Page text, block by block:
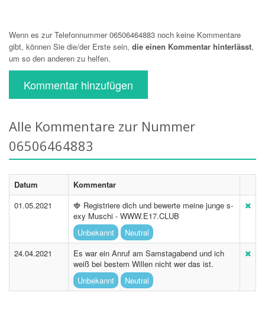
Wenn es zur Telefonnummer 06506464883 noch keine Kommentare
gibt, können Sie die/der Erste sein, die einen Kommentar hinterlässt,
um so den anderen zu helfen.
Kommentar hinzufügen
Alle Kommentare zur Nummer
06506464883
Datum
Kommentar
01.05.2021
🍓 R­e­g­i­s­t­r­i­e­r­e d­i­c­h u­n­d b­e­w­e­r­t­e m­e­i­n­e j­u­n­g­e s­
e­x­y ­M­u­s­c­h­i ­-­ W­W­W­.­E­1­7­.­C­L­U­B
Unbekannt
Neutral
24.04.2021
Es war ein Anruf am Samstagabend und ich
weiß bei bestem Willen nicht wer das ist.
Unbekannt
Neutral